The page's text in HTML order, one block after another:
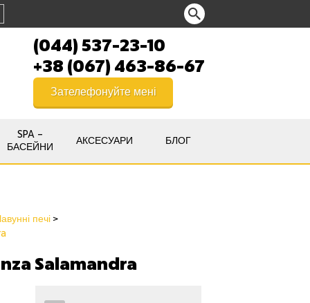
(044) 537-23-10
+38 (067) 463-86-67
Зателефонуйте мені
SPA –
БАСЕЙНИ
АКСЕСУАРИ БЛОГ
печі
Salamandra